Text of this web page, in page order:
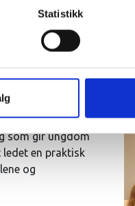
Statistikk
å møte
og engasjert
mange rådgivere
som gir ungdom
en praktisk
og